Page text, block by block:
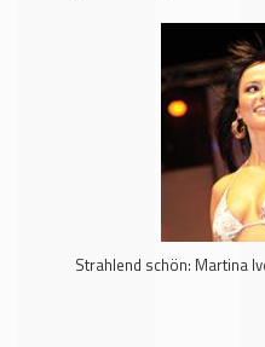
Strahlend schön: Martina